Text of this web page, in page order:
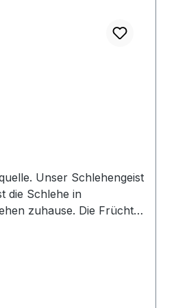
die Schlehe in
zuhause. Die Früchte
wirkenden